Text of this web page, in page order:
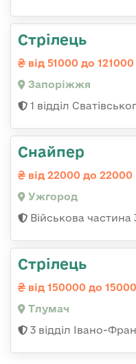
Стрілець
від 51000 до
Запоріжжя
1 відділ
Снайпер
від 22000 до 22000
Ужгород
Військова частина
Стрілець
від 150000 до
Тлумач
3 відділ Івано-